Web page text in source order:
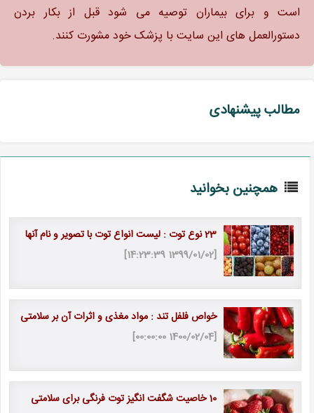
است و برای بیماران توصیه می شود قبل از بکار بردن
دستورالعمل های این سایت با پزشک خود مشورت کنند.
مطالب پیشنهادی
همچنین بخوانید
23 نوع توت : لیست انواع توت با تصویر و نام آنها
[1399/01/02 14:23:39]
خواص فلفل تند : مواد مغذی و اثرات آن بر سلامتی
[1400/02/04 00:00:00]
10 خاصیت شگفت انگیز توت فرنگی برای سلامتی